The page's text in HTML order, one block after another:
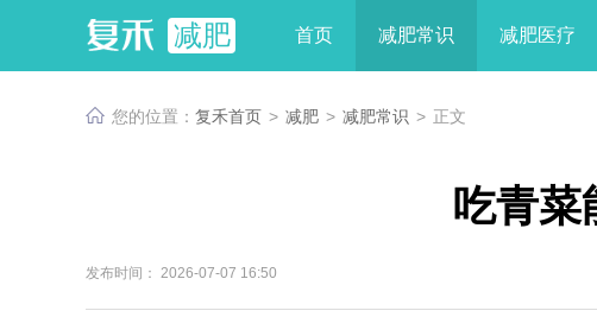
减肥 首页 减肥常识 减肥医疗
您的位置： 复禾首页 > 减肥 > 减肥常识 > 正文
吃青菜
发布时间： 2026-07-07 16:50